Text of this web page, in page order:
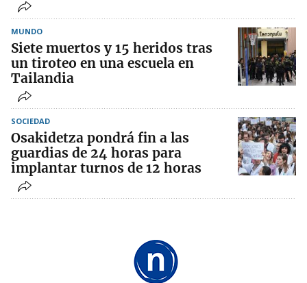
MUNDO
Siete muertos y 15 heridos tras
un tiroteo en una escuela en
Tailandia
SOCIEDAD
Osakidetza pondrá fin a las
guardias de 24 horas para
implantar turnos de 12 horas